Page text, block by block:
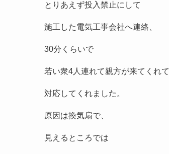
とりあえず投入禁止にして
施工した電気工事会社へ連絡、
30分くらいで
若い衆4人連れて親方が来てくれて
対応してくれました。
原因は換気扇で、
見えるところでは